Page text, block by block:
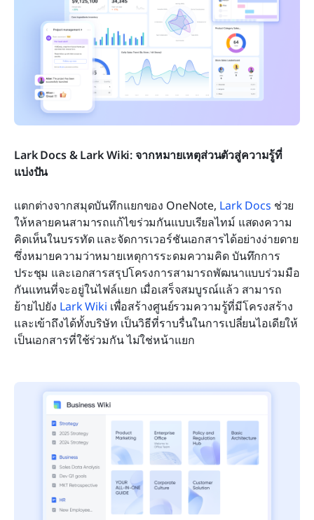
Lark Docs & Lark Wiki: จากหมายเหตุส่วนตัวสู่ความรู้ที่
แบ่งปัน
แตกต่างจากสมุดบันทึกแยกของ OneNote, Lark Docs ช่วย
ให้หลายคนสามารถแก้ไขร่วมกันแบบเรียลไทม์ แสดงความ
คิดเห็นในบรรทัด และจัดการเวอร์ชันเอกสารได้อย่างง่ายดาย
ซึ่งหมายความว่าหมายเหตุการระดมความคิด บันทึกการ
ประชุม และเอกสารสรุปโครงการสามารถพัฒนาแบบร่วมมือ
กันแทนที่จะอยู่ในไฟล์แยก เมื่อเสร็จสมบูรณ์แล้ว สามารถ
ย้ายไปยัง Lark Wiki เพื่อสร้างศูนย์รวมความรู้ที่มีโครงสร้าง
และเข้าถึงได้ทั้งบริษัท เป็นวิธีที่ราบรื่นในการเปลี่ยนไอเดียให้
เป็นเอกสารที่ใช้ร่วมกัน ไม่ใช่หน้าแยก